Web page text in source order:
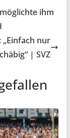
ihm
nur
| SVZ